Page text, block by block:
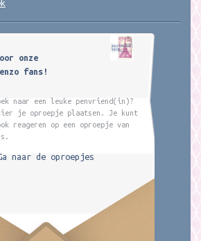
onze
fans!
naar een leuke penvriend(in)?
je oproepje plaatsen. Je kunt
reageren op een oproepje van
naar de oproepjes